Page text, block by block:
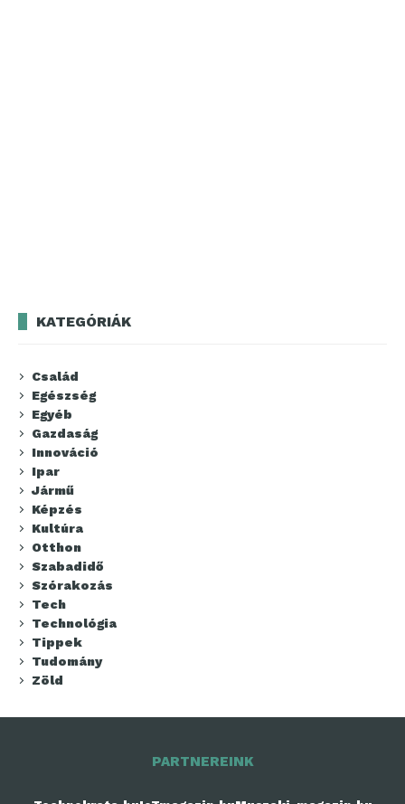
KATEGÓRIÁK
Család
Egészség
Egyéb
Gazdaság
Innováció
Ipar
Jármű
Képzés
Kultúra
Otthon
Szabadidő
Szórakozás
Tech
Technológia
Tippek
Tudomány
Zöld
PARTNEREINK